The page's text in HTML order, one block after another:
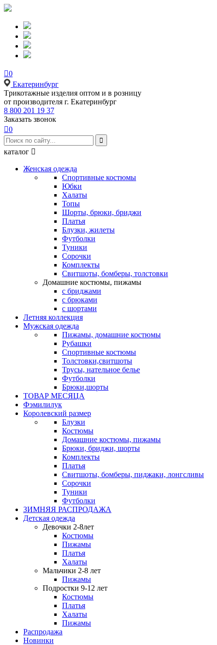
0
Екатеринбург
Tрикотажные изделия оптом и в розницу
от производителя г. Екатеринбург
8 800 201 19 37
Заказать звонок
0

каталог 
Женская одежда
Спортивные костюмы
Юбки
Халаты
Топы
Шорты, брюки, бриджи
Платья
Блузки, жилеты
Футболки
Туники
Сорочки
Комплекты
Свитшоты, бомберы, толстовки
Домашние костюмы, пижамы
с бриджами
с брюками
с шортами
Летняя коллекция
Мужская одежда
Пижамы, домашние костюмы
Рубашки
Спортивные костюмы
Толстовки,свитшоты
Трусы, нательное белье
Футболки
Брюки,шорты
ТОВАР МЕСЯЦА
Фэмилилук
Королевский размер
Блузки
Костюмы
Домашние костюмы, пижамы
Брюки, бриджи, шорты
Комплекты
Платья
Свитшоты, бомберы, пиджаки, лонгсливы
Сорочки
Туники
Футболки
ЗИМНЯЯ РАСПРОДАЖА
Детская одежда
Девочки 2-8лет
Костюмы
Пижамы
Платья
Халаты
Мальчики 2-8 лет
Пижамы
Подростки 9-12 лет
Костюмы
Платья
Халаты
Пижамы
Распродажа
Новинки